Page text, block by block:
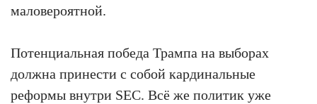
маловероятной.
Потенциальная победа Трампа на выборах
должна принести с собой кардинальные
реформы внутри SEC. Всё же политик уже